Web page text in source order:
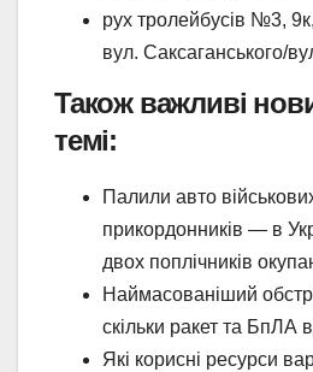
рух тролейбусів №3,
вул. Саксаганського/
Також важливі
темі:
Палили авто
прикордонників — в
двох поплічників
Наймасованіший
скільки ракет та БпЛА
Які корисні ресурси